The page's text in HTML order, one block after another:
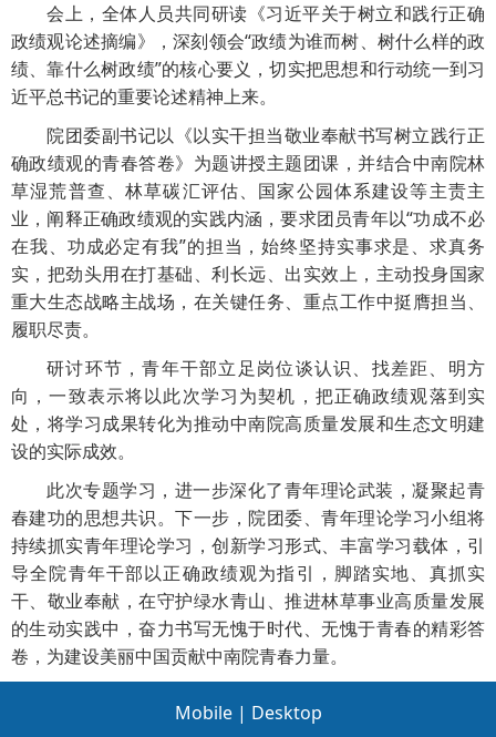
会上，全体人员共同研读《习近平关于树立和践行正确
政绩观论述摘编》，深刻领会“政绩为谁而树、树什么样的政
绩、靠什么树政绩”的核心要义，切实把思想和行动统一到习
近平总书记的重要论述精神上来。
院团委副书记以《以实干担当敬业奉献书写树立践行正
确政绩观的青春答卷》为题讲授主题团课，并结合中南院林
草湿荒普查、林草碳汇评估、国家公园体系建设等主责主
业，阐释正确政绩观的实践内涵，要求团员青年以“功成不必
在我、功成必定有我”的担当，始终坚持实事求是、求真务
实，把劲头用在打基础、利长远、出实效上，主动投身国家
重大生态战略主战场，在关键任务、重点工作中挺膺担当、
履职尽责。
研讨环节，青年干部立足岗位谈认识、找差距、明方
向，一致表示将以此次学习为契机，把正确政绩观落到实
处，将学习成果转化为推动中南院高质量发展和生态文明建
设的实际成效。
此次专题学习，进一步深化了青年理论武装，凝聚起青
春建功的思想共识。下一步，院团委、青年理论学习小组将
持续抓实青年理论学习，创新学习形式、丰富学习载体，引
导全院青年干部以正确政绩观为指引，脚踏实地、真抓实
干、敬业奉献，在守护绿水青山、推进林草事业高质量发展
的生动实践中，奋力书写无愧于时代、无愧于青春的精彩答
卷，为建设美丽中国贡献中南院青春力量。
Mobile | Desktop